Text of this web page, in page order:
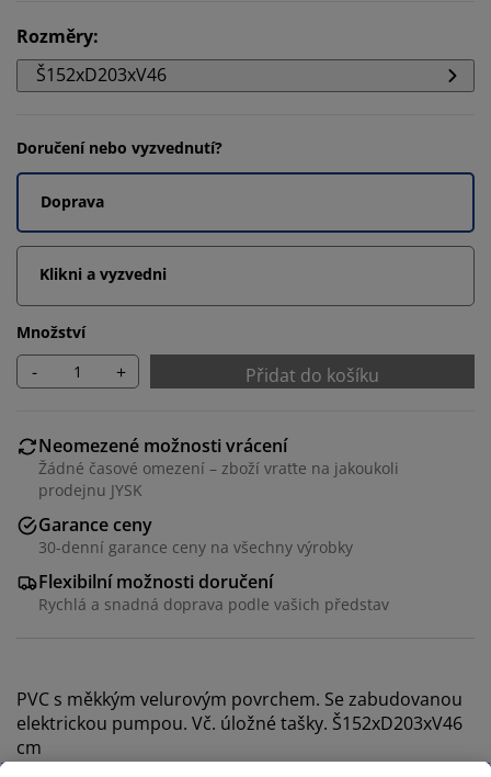
Rozměry:
Š152xD203xV46
Doručení nebo vyzvednutí?
Doprava
Klikni a vyzvedni
Množství
- + Přidat do košíku
Neomezené možnosti vrácení
Žádné časové omezení – zboží vraťte na jakoukoli
prodejnu JYSK
Garance ceny
30-denní garance ceny na všechny výrobky
Flexibilní možnosti doručení
Rychlá a snadná doprava podle vašich představ
PVC s měkkým velurovým povrchem. Se zabudovanou
elektrickou pumpou. Vč. úložné tašky. Š152xD203xV46
cm